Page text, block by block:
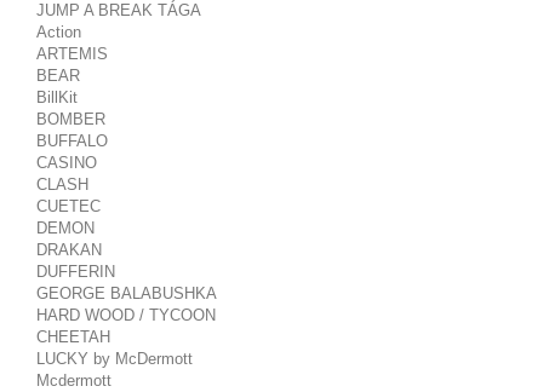
JUMP A BREAK TÁGA
Action
ARTEMIS
BEAR
BillKit
BOMBER
BUFFALO
CASINO
CLASH
CUETEC
DEMON
DRAKAN
DUFFERIN
GEORGE BALABUSHKA
HARD WOOD / TYCOON
CHEETAH
LUCKY by McDermott
Mcdermott